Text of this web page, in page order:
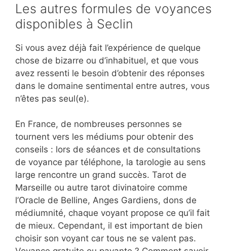
Les autres formules de voyances
disponibles à Seclin
Si vous avez déjà fait l’expérience de quelque
chose de bizarre ou d’inhabituel, et que vous
avez ressenti le besoin d’obtenir des réponses
dans le domaine sentimental entre autres, vous
n’êtes pas seul(e).
En France, de nombreuses personnes se
tournent vers les médiums pour obtenir des
conseils : lors de séances et de consultations
de voyance par téléphone, la tarologie au sens
large rencontre un grand succès. Tarot de
Marseille ou autre tarot divinatoire comme
l’Oracle de Belline, Anges Gardiens, dons de
médiumnité, chaque voyant propose ce qu’il fait
de mieux. Cependant, il est important de bien
choisir son voyant car tous ne se valent pas.